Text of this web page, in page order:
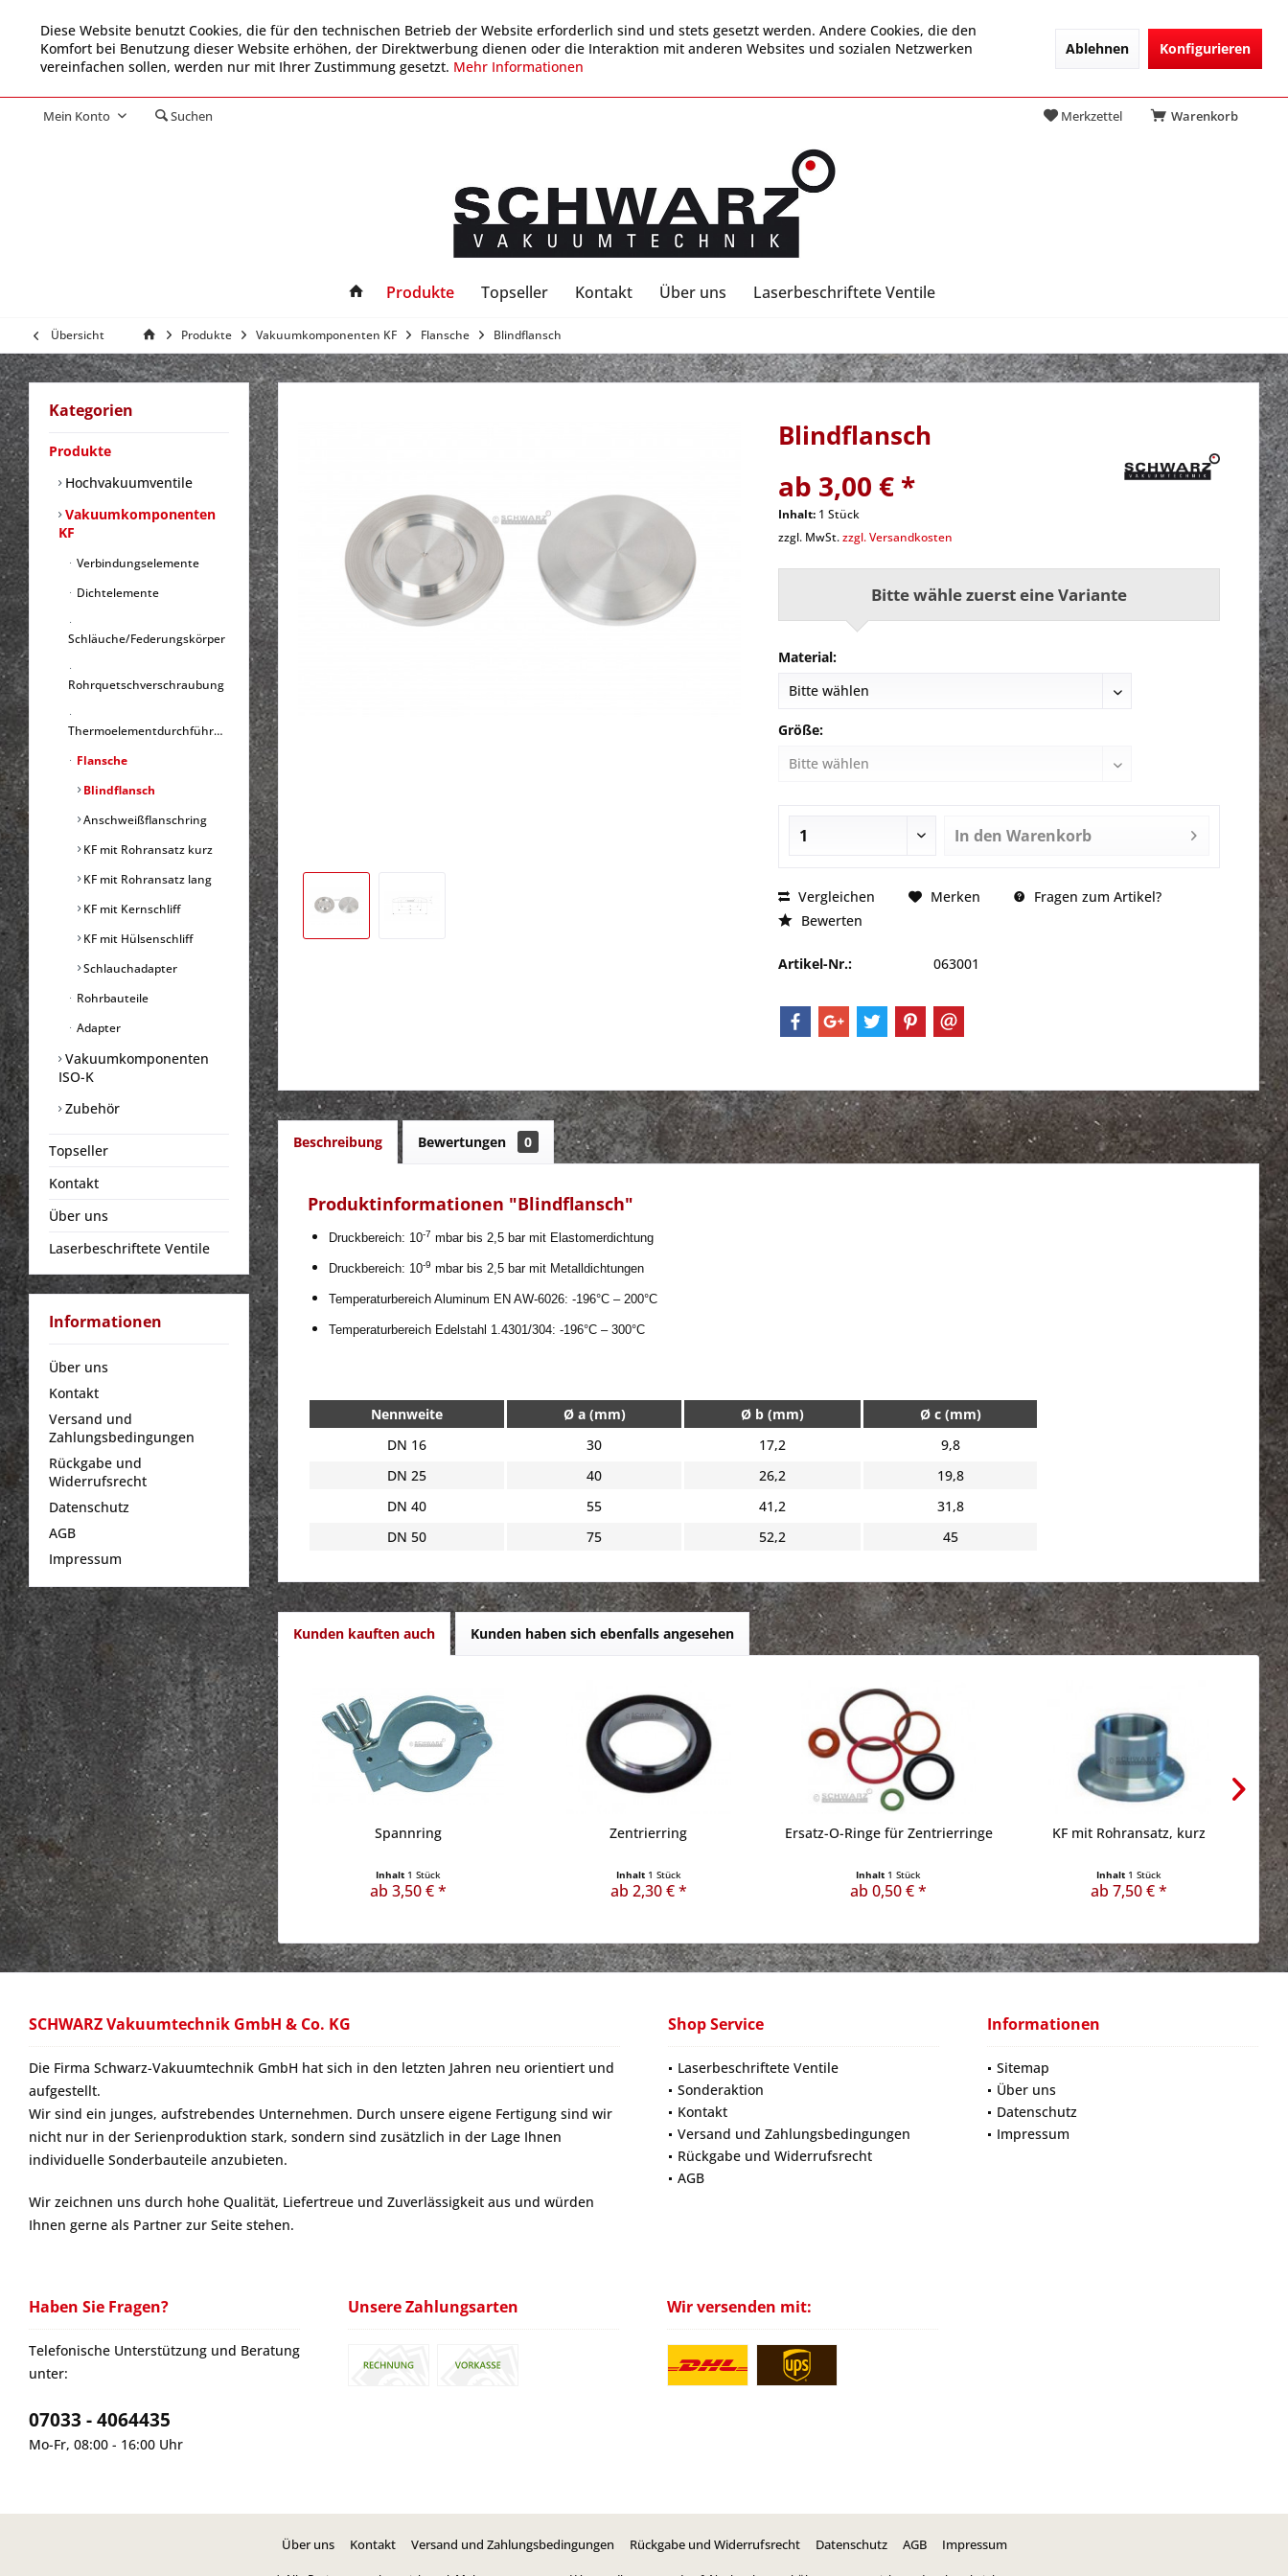
Diese Website benutzt Cookies, die für den technischen Betrieb der Website erforderlich sind und stets gesetzt werden. Andere Cookies, die den
Komfort bei Benutzung dieser Website erhöhen, der Direktwerbung dienen oder die Interaktion mit anderen Websites und sozialen Netzwerken
vereinfachen sollen, werden nur mit Ihrer Zustimmung gesetzt. Mehr Informationen
Ablehnen Konfigurieren
Warenkorb
Merkzettel
Mein Konto Suchen
Produkte Topseller Kontakt Über uns Laserbeschriftete Ventile
Übersicht Produkte Vakuumkomponenten KF Flansche Blindflansch
Kategorien
Produkte
Hochvakuumventile
Vakuumkomponenten
KF
Verbindungselemente
Dichtelemente
Schläuche/Federungskörper
Rohrquetschverschraubung
Thermoelementdurchführungen
Flansche
Blindflansch
Anschweißflanschring
KF mit Rohransatz kurz
KF mit Rohransatz lang
KF mit Kernschliff
KF mit Hülsenschliff
Schlauchadapter
Rohrbauteile
Adapter
Vakuumkomponenten
ISO-K
Zubehör
Topseller
Kontakt
Über uns
Laserbeschriftete Ventile
Informationen
Über uns
Kontakt
Versand und
Zahlungsbedingungen
Rückgabe und
Widerrufsrecht
Datenschutz
AGB
Impressum
Blindflansch
ab 3,00 € *
Inhalt: 1 Stück
zzgl. MwSt.zzgl. Versandkosten
Bitte wähle zuerst eine Variante
Material:
Größe:
In den Warenkorb
Vergleichen Merken
Fragen zum Artikel?
Bewerten
Artikel-Nr.: 063001
Beschreibung Bewertungen 0
Produktinformationen "Blindflansch"
Druckbereich: 10-7 mbar bis 2,5 bar mit Elastomerdichtung
Druckbereich: 10-9 mbar bis 2,5 bar mit Metalldichtungen
Temperaturbereich Aluminum EN AW-6026: -196°C – 200°C
Temperaturbereich Edelstahl 1.4301/304: -196°C – 300°C
Nennweite Ø a (mm) Ø b (mm)
Ø c (mm)
DN 16
30 17,2
9,8
DN 25
40 26,2
19,8
DN 40
55 41,2
31,8
DN 50
75 52,2 45
Kunden kauften auch Kunden haben sich ebenfalls angesehen
Spannring
Inhalt 1 Stück
ab 3,50 € *
Zentrierring
Inhalt 1 Stück
ab 2,30 € *
Ersatz-O-Ringe für Zentrierringe
Inhalt 1 Stück
ab 0,50 € *
KF mit Rohransatz, kurz
Inhalt 1 Stück
ab 7,50 € *
SCHWARZ Vakuumtechnik GmbH & Co. KG
Die Firma Schwarz-Vakuumtechnik GmbH hat sich in den letzten Jahren neu orientiert und
aufgestellt.
Wir sind ein junges, aufstrebendes Unternehmen. Durch unsere eigene Fertigung sind wir
nicht nur in der Serienproduktion stark, sondern sind zusätzlich in der Lage Ihnen
individuelle Sonderbauteile anzubieten.
Wir zeichnen uns durch hohe Qualität, Liefertreue und Zuverlässigkeit aus und würden
Ihnen gerne als Partner zur Seite stehen.
Shop Service
Laserbeschriftete Ventile
Sonderaktion
Kontakt
Versand und Zahlungsbedingungen
Rückgabe und Widerrufsrecht
AGB
Informationen
Sitemap
Über uns
Datenschutz
Impressum
Haben Sie Fragen?
Telefonische Unterstützung und Beratung
unter:
07033 - 4064435
Mo-Fr, 08:00 - 16:00 Uhr
Unsere Zahlungsarten Wir versenden mit:
Über uns Kontakt Versand und Zahlungsbedingungen Rückgabe und Widerrufsrecht Datenschutz AGB Impressum